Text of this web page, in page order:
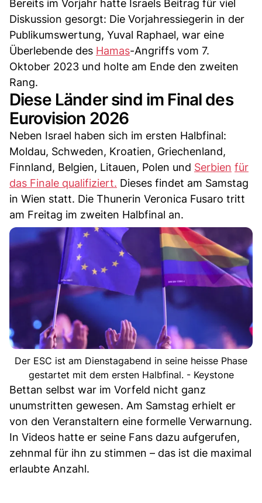
Bereits im Vorjahr hatte Israels Beitrag für viel
Diskussion gesorgt: Die Vorjahressiegerin in der
Publikumswertung, Yuval Raphael, war eine
Überlebende des Hamas-Angriffs vom 7.
Oktober 2023 und holte am Ende den zweiten
Rang.
Diese Länder sind im Final des
Eurovision 2026
Neben Israel haben sich im ersten Halbfinal:
Moldau, Schweden, Kroatien, Griechenland,
Finnland, Belgien, Litauen, Polen und Serbien für
das Finale qualifiziert. Dieses findet am Samstag
in Wien statt. Die Thunerin Veronica Fusaro tritt
am Freitag im zweiten Halbfinal an.
Der ESC ist am Dienstagabend in seine heisse Phase
gestartet mit dem ersten Halbfinal. - Keystone
Bettan selbst war im Vorfeld nicht ganz
unumstritten gewesen. Am Samstag erhielt er
von den Veranstaltern eine formelle Verwarnung.
In Videos hatte er seine Fans dazu aufgerufen,
zehnmal für ihn zu stimmen – das ist die maximal
erlaubte Anzahl.